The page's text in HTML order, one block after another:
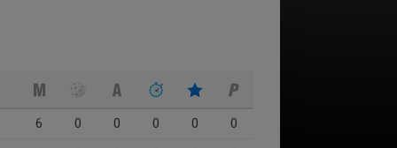
6 0 0 0 0
0